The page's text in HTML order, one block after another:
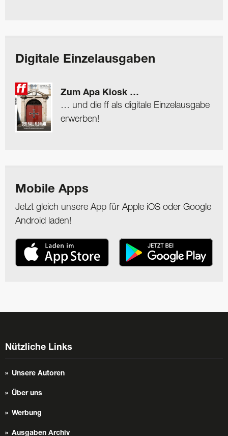
Digitale Einzelausgaben
Zum Apa Kiosk …
… und die ff als digitale Einzelausgabe
erwerben!
Mobile Apps
Jetzt gleich unsere App für Apple iOS oder Google
Android laden!
Nützliche Links
Unsere Autoren
Über uns
Werbung
Ausgaben Archiv